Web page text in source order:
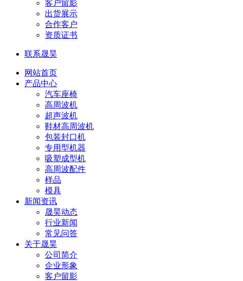
客户留影
出货展示
合作客户
资质证书
联系晟昊
网站首页
产品中心
汽车座椅
高周波机
超声波机
鞋材高周波机
包装封口机
专用型机器
吸塑成型机
高周波配件
样品
模具
新闻资讯
晟昊动态
行业新闻
常见问答
关于晟昊
公司简介
企业形象
客户留影